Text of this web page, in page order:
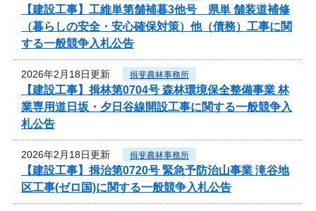
【建設工事】工維単第舗補暮3他号 県単 舗装道補修
（暮らしの安全・安心確保対策）他（債務）工事に関
する一般競争入札公告
2026年2月18日更新 揖斐農林事務所
【建設工事】揖林第0704号 森林環境保全整備事業 林
業専用道日坂・夕日谷線開設工事に関する一般競争入
札公告
2026年2月18日更新 揖斐農林事務所
【建設工事】揖治第0720号 緊急予防治山事業 滝谷地
区工事(ゼロ国)に関する一般競争入札公告